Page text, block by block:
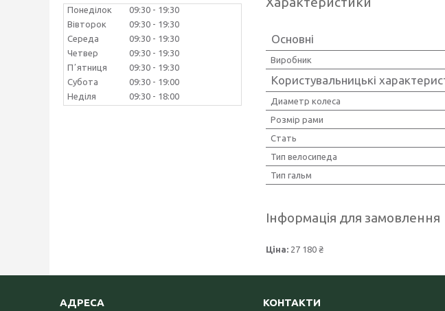
Основні
Виробник
Користувальницькі
Диаметр колеса
Розмір рами
Стать
Тип велосипеда
Тип гальм
Інформація для замовлення
Ціна: 27 180 ₴
Понеділок 09:30
19:30
Вівторок
09:30
19:30
Середа
09:30
19:30
Четвер
09:30
19:30
Пʼятниця
09:30
19:30
Субота
09:30
19:00
Неділя
09:30 18:00